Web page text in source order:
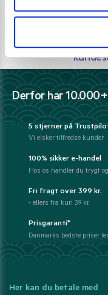
Derfor har
5 stjerner på
Vi elsker tilfredse kunder
100% sikker e-handel
Hos os handler du trygt
Fri fragt over 399 kr.
- ellers fra kun 39 kr.
Prisgaranti*
Danmarks bedste priser
Her kan du betale med